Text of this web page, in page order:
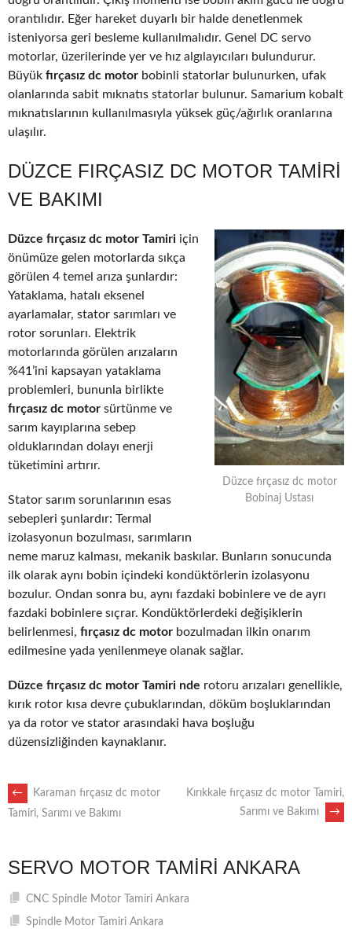
orantılıdır. Eğer hareket duyarlı bir halde denetlenmek
isteniyorsa geri besleme kullanılmalıdır. Genel DC servo
motorlar, üzerilerinde yer ve hız algılayıcıları bulundurur.
Büyük fırçasız dc motor bobinli statorlar bulunurken, ufak
olanlarında sabit mıknatıs statorlar bulunur. Samarium kobalt
mıknatıslarının kullanılmasıyla yüksek güç/ağırlık oranlarına
ulaşılır.
DÜZCE FIRÇASIZ DC MOTOR TAMIRI
VE BAKIMI
Düzce fırçasız dc motor
Bobinaj Ustası
Düzce fırçasız dc motor Tamiri için
önümüze gelen motorlarda sıkça
görülen 4 temel arıza şunlardır:
Yataklama, hatalı eksenel
ayarlamalar, stator sarımları ve
rotor sorunları. Elektrik
motorlarında görülen arızaların
%41’ini kapsayan yataklama
problemleri, bununla birlikte
fırçasız dc motor sürtünme ve
sarım kayıplarına sebep
olduklarından dolayı enerji
tüketimini artırır.
Stator sarım sorunlarının esas
sebepleri şunlardır: Termal
izolasyonun bozulması, sarımların
neme maruz kalması, mekanik baskılar. Bunların sonucunda
ilk olarak aynı bobin içindeki kondüktörlerin izolasyonu
bozulur. Ondan sonra bu, aynı fazdaki bobinlere ve de ayrı
fazdaki bobinlere sıçrar. Kondüktörlerdeki değişiklerin
belirlenmesi, fırçasız dc motor bozulmadan ilkin onarım
edilmesine yada yenilenmeye olanak sağlar.
Düzce fırçasız dc motor Tamiri nde rotoru arızaları genellikle,
kırık rotor kısa devre çubuklarından, döküm boşluklarından
ya da rotor ve stator arasındaki hava boşluğu
düzensizliğinden kaynaklanır.
POST
←
Karaman fırçasız dc motor
Tamiri, Sarımı ve Bakımı
Kırıkkale fırçasız dc motor Tamiri,
Sarımı ve Bakımı
→
SERVO MOTOR TAMIRI ANKARA
CNC Spindle Motor Tamiri Ankara
Spindle Motor Tamiri Ankara